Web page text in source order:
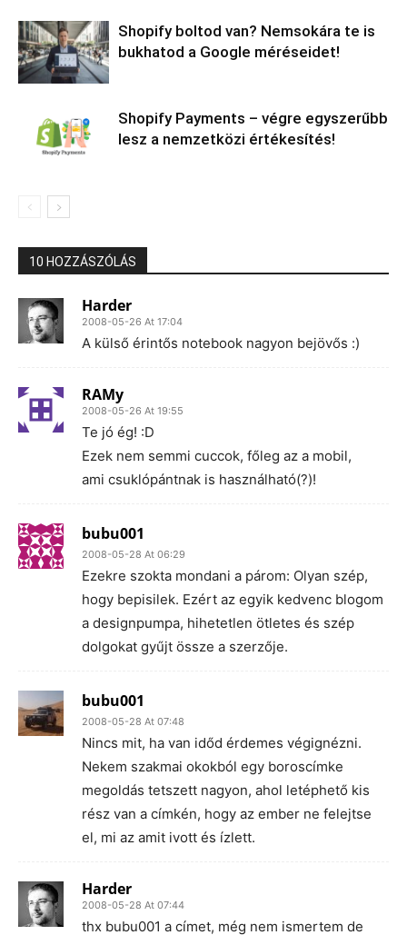
Shopify boltod van? Nemsokára te is
bukhatod a Google méréseidet!
Shopify Payments – végre egyszerűbb
lesz a nemzetközi értékesítés!
10 HOZZÁSZÓLÁS
Harder
2008-05-26 At 17:04
A külső érintős notebook nagyon bejövős :)
RAMy
2008-05-26 At 19:55
Te jó ég! :D
Ezek nem semmi cuccok, főleg az a mobil,
ami csuklópántnak is használható(?)!
bubu001
2008-05-28 At 06:29
Ezekre szokta mondani a párom: Olyan szép,
hogy bepisilek. Ezért az egyik kedvenc blogom
a designpumpa, hihetetlen ötletes és szép
dolgokat gyűjt össze a szerzője.
bubu001
2008-05-28 At 07:48
Nincs mit, ha van időd érdemes végignézni.
Nekem szakmai okokból egy boroscímke
megoldás tetszett nagyon, ahol letéphető kis
rész van a címkén, hogy az ember ne felejtse
el, mi az amit ivott és ízlett.
Harder
2008-05-28 At 07:44
thx bubu001 a címet, még nem ismertem de